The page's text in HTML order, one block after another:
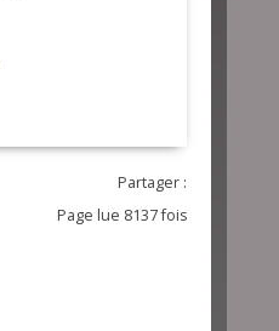
Partager :
Page lue 8137 fois